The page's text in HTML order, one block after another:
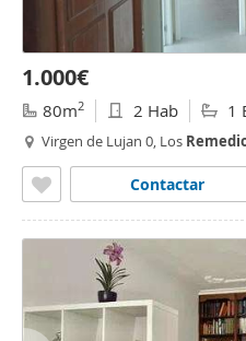
1.000€
80m2 2 Hab 1
Virgen de Lujan 0, Los
Contactar